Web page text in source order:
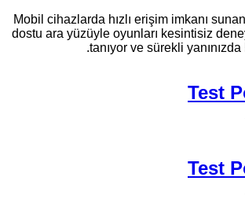
Mobil cihazlarda hızlı erişim imkanı
dostu ara yüzüyle oyunları kesintisiz
tanıyor ve sürekli
Test
Test